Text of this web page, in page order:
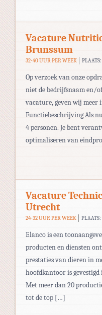
Vacature
Brunssum
32-40 UUR PER WEEK PLAATS:
Op verzoek van onze
niet de bedrijfsnaam en/
vacature, geven wij meer
Functiebeschrijving Als
4 personen. Je bent
optimaliseren van
Vacature
Utrecht
24-32 UUR PER WEEK PLAATS:
Elanco is een
producten en diensten
prestaties van dieren in
hoofdkantoor is
Met meer dan 20
tot de top […]